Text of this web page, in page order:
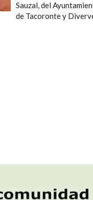
Sauzal, del
de Tacoronte y